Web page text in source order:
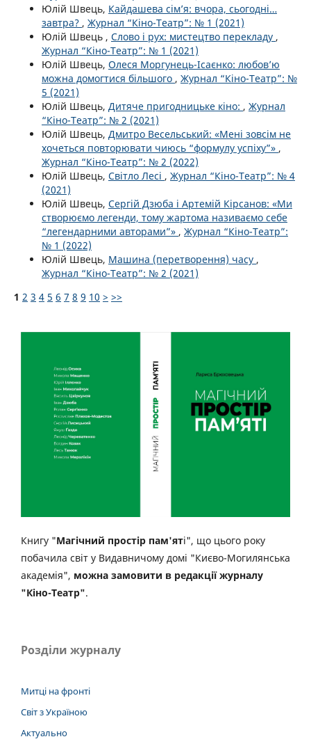
Юлій Швець, Кайдашева сім’я: вчора, сьогодні…
завтра? , Журнал “Кіно-Театр”: № 1 (2021)
Юлій Швець , Слово і рух: мистецтво перекладу ,
Журнал “Кіно-Театр”: № 1 (2021)
Юлій Швець, Олеся Моргунець-Ісаєнко: любов’ю
можна домогтися більшого , Журнал “Кіно-Театр”: №
5 (2021)
Юлій Швець, Дитяче пригодницьке кіно: , Журнал
“Кіно-Театр”: № 2 (2021)
Юлій Швець, Дмитро Весельський: «Мені зовсім не
хочеться повторювати чиюсь “формулу успіху”» ,
Журнал “Кіно-Театр”: № 2 (2022)
Юлій Швець, Світло Лесі , Журнал “Кіно-Театр”: № 4
(2021)
Юлій Швець, Сергій Дзюба і Артемій Кірсанов: «Ми
створюємо легенди, тому жартома називаємо себе
“легендарними авторами”» , Журнал “Кіно-Театр”:
№ 1 (2022)
Юлій Швець, Машина (перетворення) часу ,
Журнал “Кіно-Театр”: № 2 (2021)
1 2 3 4 5 6 7 8 9 10 > >>
Книгу "Магічний простір пам'яті", що цього року
побачила світ у Видавничому домі "Києво-Могилянська
академія", можна замовити в редакції журналу
"Кіно-Театр".
Розділи журналу
Митці на фронті
Світ з Україною
Актуально